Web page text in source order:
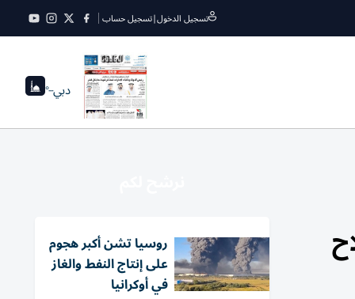
تسجيل الدخول|تسجيل حساب
دبي--°
روسيا تشن أكبر هجوم
على إنتاج النفط والغاز
في أوكرانيا